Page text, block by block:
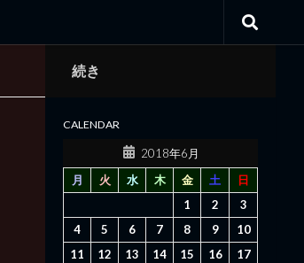
続き
CALENDAR
2018年6月
月
火 水 木 金 土
日
1
2
3
4
5 6 7 8 9
10
11
12 13 14 15 16
17